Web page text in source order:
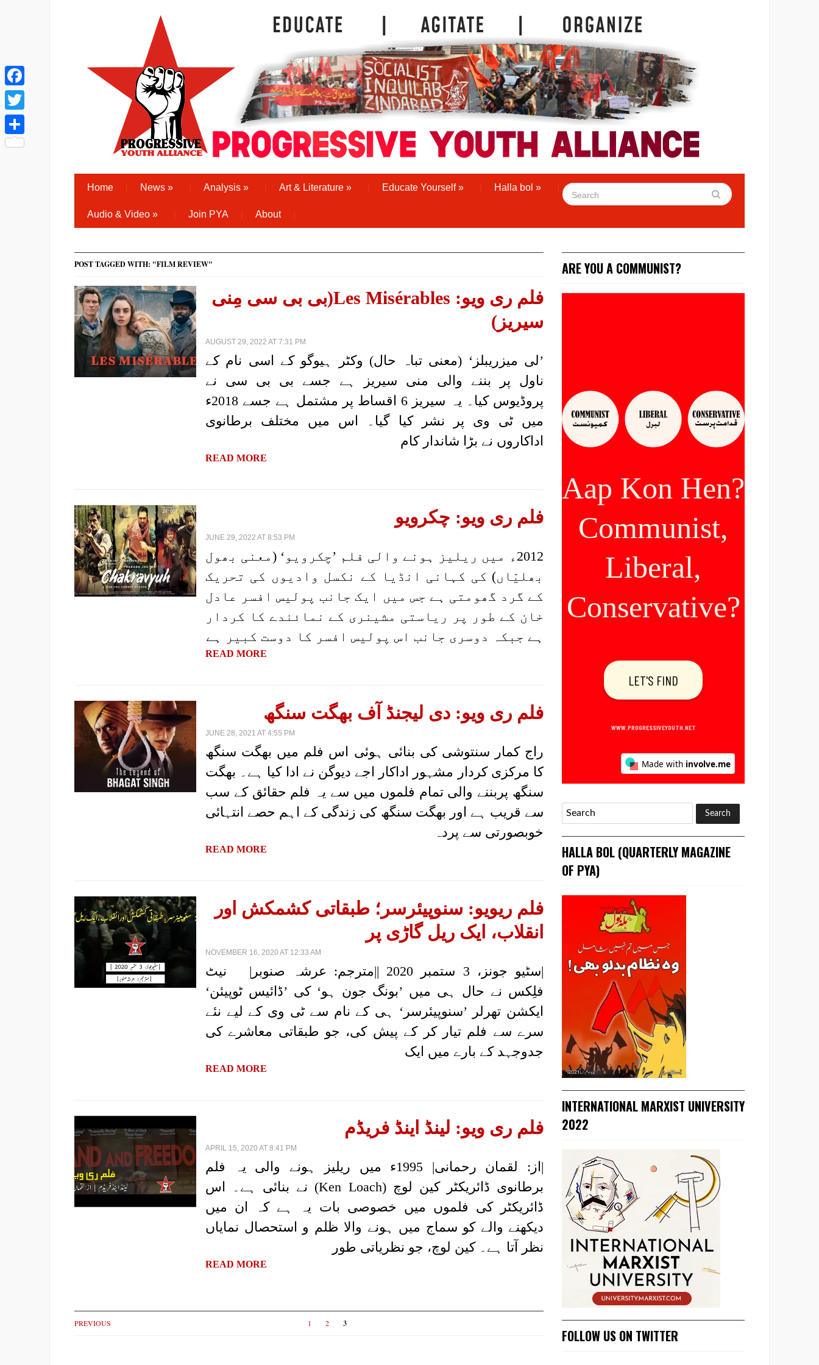
Home News » Analysis » Art & Literature » Educate Yourself» Halla bol »
Audio & Video » Join PYA About
POST TAGGED WITH: "FILM REVIEW"
فلم ری ویو: Les Misérables(بی بی سی مِنی
سیریز)
AUGUST 29, 2022 AT 7:31 PM
’لی میزریبلز‘ (معنی تباہ حال) وکٹر ہیوگو کے اسی نام کے
ناول پر بننے والی منی سیریز ہے جسے بی بی سی نے
پروڈیوس کیا۔ یہ سیریز 6 اقساط پر مشتمل ہے جسے 2018ء
میں ٹی وی پر نشر کیا گیا۔ اس میں مختلف برطانوی
اداکاروں نے بڑا شاندار کام
READ MORE
فلم ری ویو: چکرویو
JUNE 29, 2022 AT 8:53 PM
2012ء میں ریلیز ہونے والی فلم ’چکرویو‘ (معنی بھول
بھلیّاں) کی کہانی انڈیا کے نکسل وادیوں کی تحریک
کے گرد گھومتی ہے جس میں ایک جانب پولیس افسر عادل
خان کے طور پر ریاستی مشینری کے نمائندے کا کردار
ہے جبکہ دوسری جانب اس پولیس افسر کا دوست کبیر ہے
READ MORE
فلم ری ویو: دی لیجنڈ آف بھگت سنگھ
JUNE 28, 2021 AT 4:55 PM
راج کمار سنتوشی کی بنائی ہوئی اس فلم میں بھگت سنگھ
کا مرکزی کردار مشہور اداکار اجے دیوگن نے ادا کیا ہے۔ بھگت
سنگھ پربننے والی تمام فلموں میں سے یہ فلم حقائق کے سب
سے قریب ہے اور بھگت سنگھ کی زندگی کے اہم حصے انتہائی
خوبصورتی سے پردہ
READ MORE
فلم ریویو: سنوپیئرسر؛ طبقاتی کشمکش اور
انقلاب، ایک ریل گاڑی پر
NOVEMBER 16, 2020 AT 12:33 AM
|سٹیو جونز، 3 ستمبر 2020 ||مترجم: عرشہ صنوبر| نیٹ
فلِکس نے حال ہی میں ’بونگ جون ہو‘ کی ’ڈائیس ٹوپیئن‘
ایکشن تھرلر ’سنوپیئرسر‘ ہی کے نام سے ٹی وی کے لیے نئے
سرے سے فلم تیار کر کے پیش کی، جو طبقاتی معاشرے کی
جدوجہد کے بارے میں ایک
READ MORE
فلم ری ویو: لینڈ اینڈ فریڈم
APRIL 15, 2020 AT 8:41 PM
|از: لقمان رحمانی| 1995ء میں ریلیز ہونے والی یہ فلم
برطانوی ڈائریکٹر کین لوچ (Ken Loach) نے بنائی ہے۔ اس
ڈائریکٹر کی فلموں میں خصوصی بات یہ ہے کہ ان میں
دیکھنے والے کو سماج میں ہونے والا ظلم و استحصال نمایاں
نظر آتا ہے۔ کین لوچ، جو نظریاتی طور
READ MORE
PREVIOUS 1 2 3
ARE YOU A COMMUNIST?
HALLA BOL (QUARTERLY MAGAZINE
OF PYA)
INTERNATIONAL MARXIST UNIVERSITY
2022
FOLLOW US ON TWITTER
Facebook
Twitter
Share